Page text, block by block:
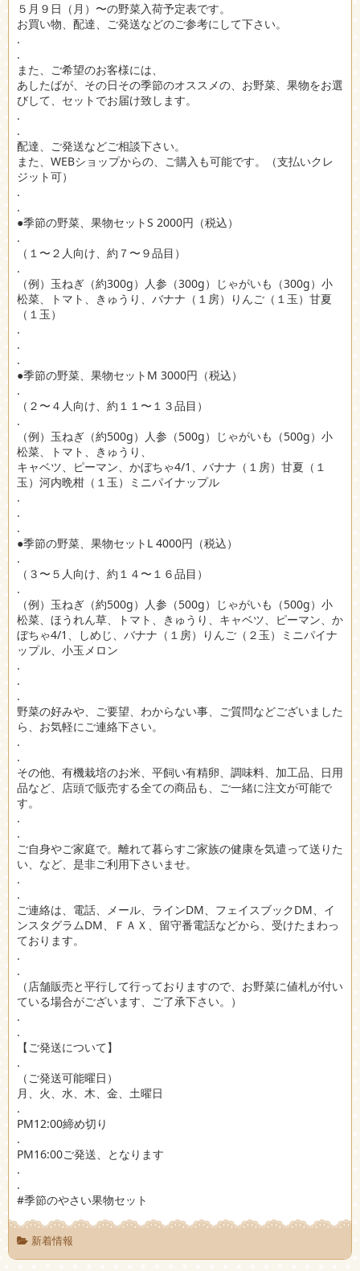
５月９日（月）〜の野菜入荷予定表です。
お買い物、配達、ご発送などのご参考にして下さい。
.
.
また、ご希望のお客様には、
あしたばが、その日その季節のオススメの、お野菜、果物をお選
びして、セットでお届け致します。
.
.
配達、ご発送などご相談下さい。
また、WEBショップからの、ご購入も可能です。（支払いクレ
ジット可）
.
.
●季節の野菜、果物セットS 2000円（税込）
.
（１〜２人向け、約７〜９品目）
.
（例）玉ねぎ（約300g）人参（300g）じゃがいも（300g）小
松菜、トマト、きゅうり、バナナ（１房）りんご（１玉）甘夏
（１玉）
.
.
.
●季節の野菜、果物セットM 3000円（税込）
.
（２〜４人向け、約１１〜１３品目）
.
（例）玉ねぎ（約500g）人参（500g）じゃがいも（500g）小
松菜、トマト、きゅうり、
キャベツ、ピーマン、かぼちゃ4/1、バナナ（１房）甘夏（１
玉）河内晩柑（１玉）ミニパイナップル
.
.
.
●季節の野菜、果物セットL 4000円（税込）
.
（３〜５人向け、約１４〜１６品目）
.
（例）玉ねぎ（約500g）人参（500g）じゃがいも（500g）小
松菜、ほうれん草、トマト、きゅうり、キャベツ、ピーマン、か
ぼちゃ4/1、しめじ、バナナ（１房）りんご（２玉）ミニパイナ
ップル、小玉メロン
.
.
.
野菜の好みや、ご要望、わからない事、ご質問などございました
ら、お気軽にご連絡下さい。
.
.
その他、有機栽培のお米、平飼い有精卵、調味料、加工品、日用
品など、店頭で販売する全ての商品も、ご一緒に注文が可能で
す。
.
.
ご自身やご家庭で。離れて暮らすご家族の健康を気遣って送りた
い、など、是非ご利用下さいませ。
.
.
ご連絡は、電話、メール、ラインDM、フェイスブックDM、イ
ンスタグラムDM、ＦＡＸ、留守番電話などから、受けたまわっ
ております。
.
.
（店舗販売と平行して行っておりますので、お野菜に値札が付い
ている場合がございます、ご了承下さい。）
.
.
【ご発送について】
.
（ご発送可能曜日）
月、火、水、木、金、土曜日
.
PM12:00締め切り
.
PM16:00ご発送、となります
.
.
#季節のやさい果物セット
新着情報